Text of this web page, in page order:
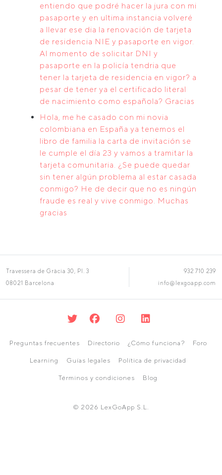
entiendo que podré hacer la jura con mi
pasaporte y en ultima instancia volveré
a llevar ese dia la renovación de tarjeta
de residencia NIE y pasaporte en vigor.
Al momento de solicitar DNI y
pasaporte en la policía tendria que
tener la tarjeta de residencia en vigor? a
pesar de tener ya el certificado literal
de nacimiento como española? Gracias
Hola, me he casado con mi novia
colombiana en España ya tenemos el
libro de familia la carta de invitación se
le cumple el día 23 y vamos a tramitar la
tarjeta comunitaria. ¿Se puede quedar
sin tener algún problema al estar casada
conmigo? He de decir que no es ningún
fraude es real y vive conmigo. Muchas
gracias
Travessera de Gràcia 30, Pl. 3
08021 Barcelona
932 710 239
info@lexgoapp.com
Preguntas frecuentes Directorio ¿Cómo funciona? Foro
Learning Guías legales Política de privacidad
Términos y condiciones Blog
© 2026 LexGoApp S.L.